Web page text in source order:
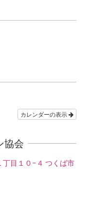
カレンダーの表示
協会
目１０−４ つくば市